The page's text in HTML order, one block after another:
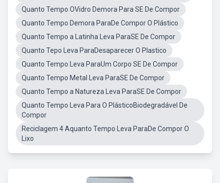
Quanto Tempo OVidro Demora Para SE De Compor
Quanto Tempo Demora ParaDe Compor O Plástico
Quanto Tempo a Latinha Leva ParaSE De Compor
Quanto Tepo Leva ParaDesaparecer O Plastico
Quanto Tempo Leva ParaUm Corpo SE De Compor
Quanto Tempo Metal Leva ParaSE De Compor
Quanto Tempo a Natureza Leva ParaSE De Compor
Quanto Tempo Leva Para O PlásticoBiodegradável De
Compor
Reciclagem 4 Aquanto Tempo Leva ParaDe Compor O
Lixo